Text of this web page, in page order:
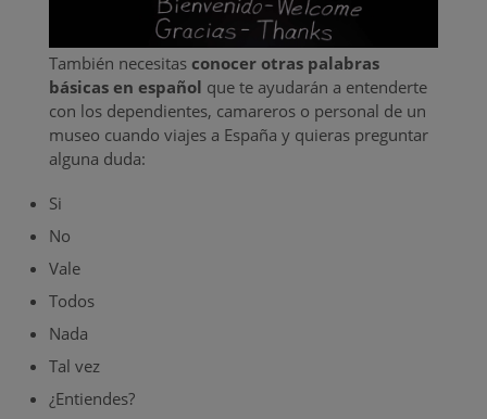
También necesitas conocer otras palabras
básicas en español que te ayudarán a entenderte
con los dependientes, camareros o personal de un
museo cuando viajes a España y quieras preguntar
alguna duda:
Si
No
Vale
Todos
Nada
Tal vez
¿Entiendes?